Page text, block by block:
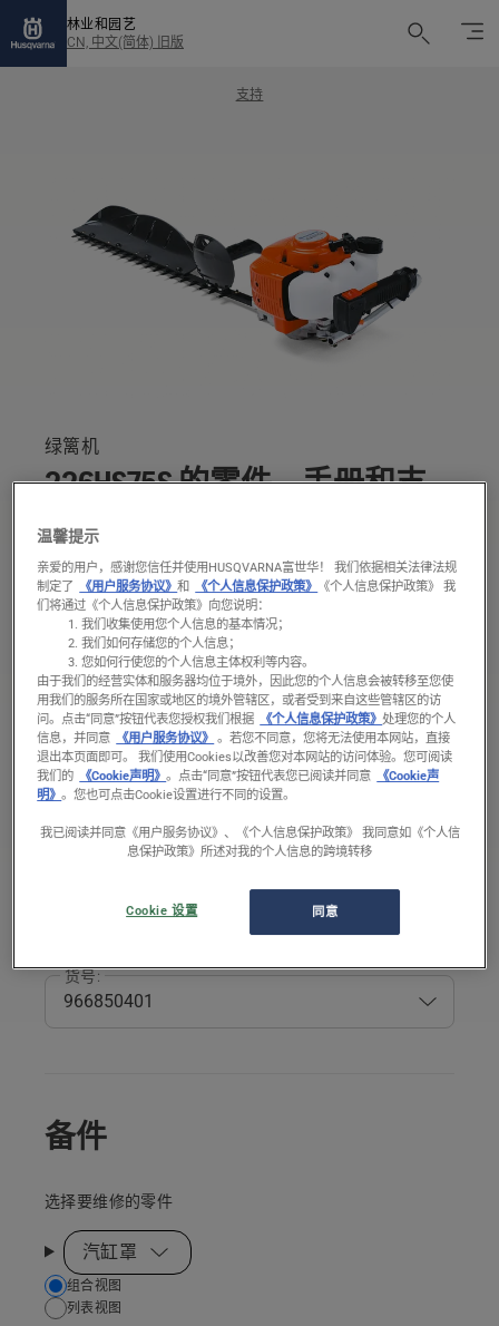
林业和园艺
CN, 中文(简体) 旧版
支持
绿篱机
226HS75S 的零件、手册和支
持
您需要的所有 226HS75S 支持，包括手册、备件、
指南、操作方法等。
备件
附件
规格
已停产
要显示正确的支持信息，请从此列表中选择货号。
货号:
备件
选择要维修的零件
汽缸罩
Choose
your
组合视图
列表视图
温馨提示
亲爱的用户，感谢您信任并使用HUSQVARNA富世华！ 我们依据相关法律法规
制定了
《用户服务协议》和 《个人信息保护政策》
《个人信息保护政策》 我
们将通过《个人信息保护政策》向您说明：
我们收集使用您个人信息的基本情况；
我们如何存储您的个人信息；
您如何行使您的个人信息主体权利等内容。
由于我们的经营实体和服务器均位于境外，因此您的个人信息会被转移至您使
用我们的服务所在国家或地区的境外管辖区，或者受到来自这些管辖区的访
问。 点击“同意”按钮代表您授权我们根据 《个人信息保护政策》 处理您的个人
信息，并同意
《用户服务协议》 。若您不同意，您将无法使用本网站，直接
退出本页面即可。 我们使用Cookies以改善您对本网站的访问体验。您可阅读
我们的
《Cookie声明》。点击“同意”按钮代表您已阅读并同意
《Cookie声
明》。您也可点击Cookie设置进行不同的设置。
我已阅读并同意《用户服务协议》、《个人信息保护政策》 我同意如《个人信
息保护政策》所述对我的个人信息的跨境转移
同意
Cookie 设置